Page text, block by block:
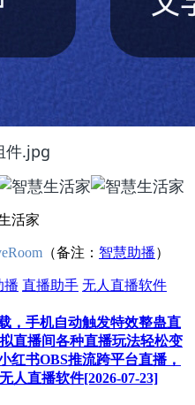
（备注： 智慧助播）
播 直播助手 无人直播软件
，手机自动触发特效整蛊直
直播间各种直播玩法轻松变
红书OBS推流跨平台直播，
人直播软件[2026-07-23]